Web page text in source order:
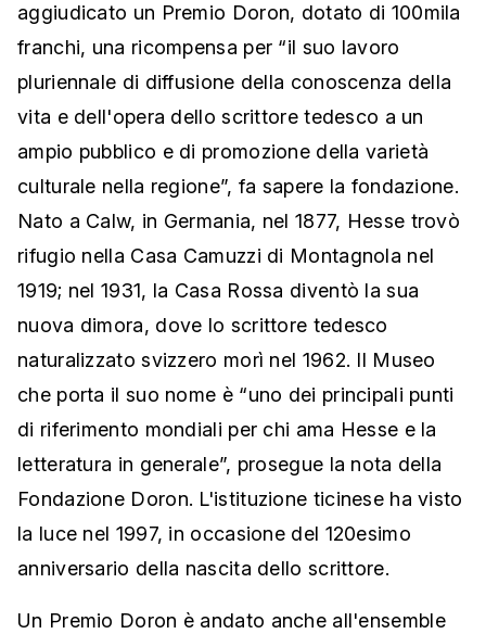
aggiudicato un Premio Doron, dotato di 100mila
franchi, una ricompensa per “il suo lavoro
pluriennale di diffusione della conoscenza della
vita e dell'opera dello scrittore tedesco a un
ampio pubblico e di promozione della varietà
culturale nella regione”, fa sapere la fondazione.
Nato a Calw, in Germania, nel 1877, Hesse trovò
rifugio nella Casa Camuzzi di Montagnola nel
1919; nel 1931, la Casa Rossa diventò la sua
nuova dimora, dove lo scrittore tedesco
naturalizzato svizzero morì nel 1962. Il Museo
che porta il suo nome è “uno dei principali punti
di riferimento mondiali per chi ama Hesse e la
letteratura in generale”, prosegue la nota della
Fondazione Doron. L'istituzione ticinese ha visto
la luce nel 1997, in occasione del 120esimo
anniversario della nascita dello scrittore.
Un Premio Doron è andato anche all'ensemble